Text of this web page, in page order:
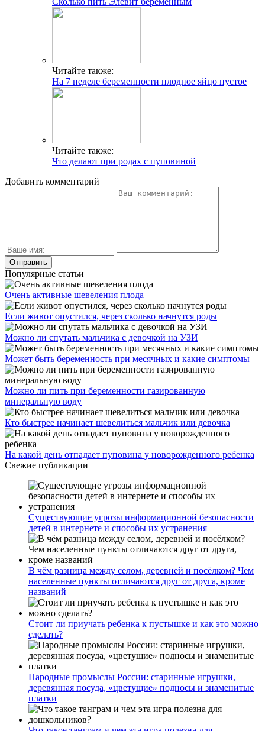
Читайте также:
На 7 неделе беременности плодное яйцо пустое
Читайте также:
Что делают при родах с пуповиной
Добавить комментарий
Популярные статьи
Очень активные шевеления плода
Если живот опустился, через сколько начнутся роды
Можно ли спутать мальчика с девочкой на УЗИ
Может быть беременность при месячных и какие симптомы
Можно ли пить при беременности газированную
минеральную воду
Кто быстрее начинает шевелиться мальчик или девочка
На какой день отпадает пуповина у новорожденного ребенка
Свежие публикации
Существующие угрозы информационной безопасности
детей в интернете и способы их устранения
В чём разница между селом, деревней и посёлком? Чем
населенные пункты отличаются друг от друга, кроме
названий
Стоит ли приучать ребенка к пустышке и как это можно
сделать?
Народные промыслы России: старинные игрушки,
деревянная посуда, «цветущие» подносы и знаменитые
платки